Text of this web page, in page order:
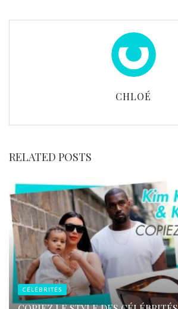
CHLOÉ
RELATED POSTS
CÉLÉBRITÉS